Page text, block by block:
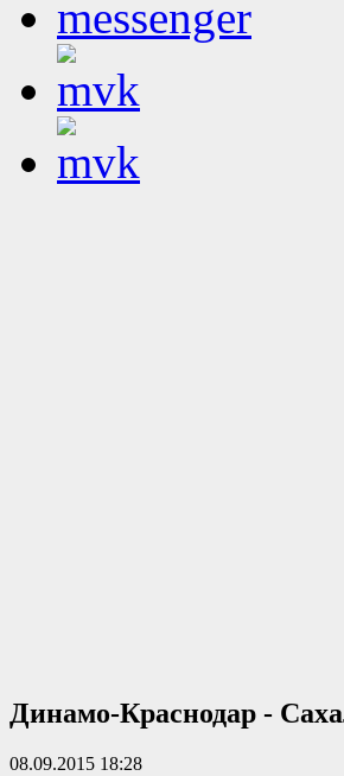
Динамо-Краснодар -
08.09.2015 18:28